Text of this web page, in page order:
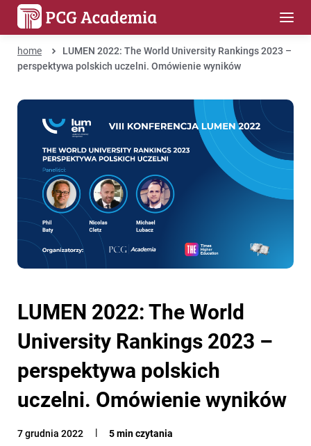
home
LUMEN 2022: The World University Rankings 2023 –
perspektywa polskich uczelni. Omówienie wyników
LUMEN 2022: The World
University Rankings 2023 –
perspektywa polskich
uczelni. Omówienie wyników
7 grudnia 2022 5 min czytania